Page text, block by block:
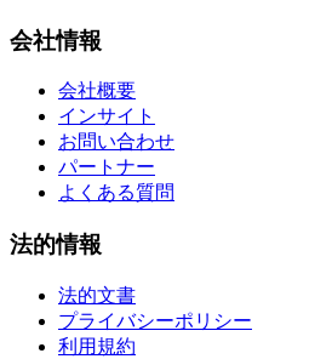
会社情報
会社概要
インサイト
お問い合わせ
パートナー
よくある質問
法的情報
法的文書
プライバシーポリシー
利用規約